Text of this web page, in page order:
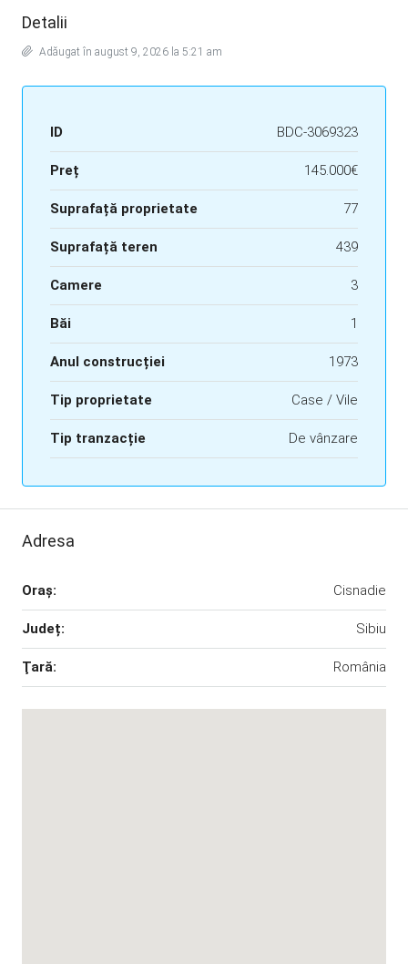
Detalii
Adăugat în august 9, 2026 la 5:21 am
ID BDC-3069323
Preț 145.000€
Suprafață proprietate 77
Suprafață teren 439
Camere 3
Băi 1
Anul construcției 1973
Tip proprietate Case / Vile
Tip tranzacție De vânzare
Adresa
Oraş: Cisnadie
Județ: Sibiu
Ţară: România